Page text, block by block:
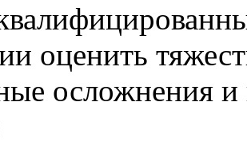
оценить
осложнения и